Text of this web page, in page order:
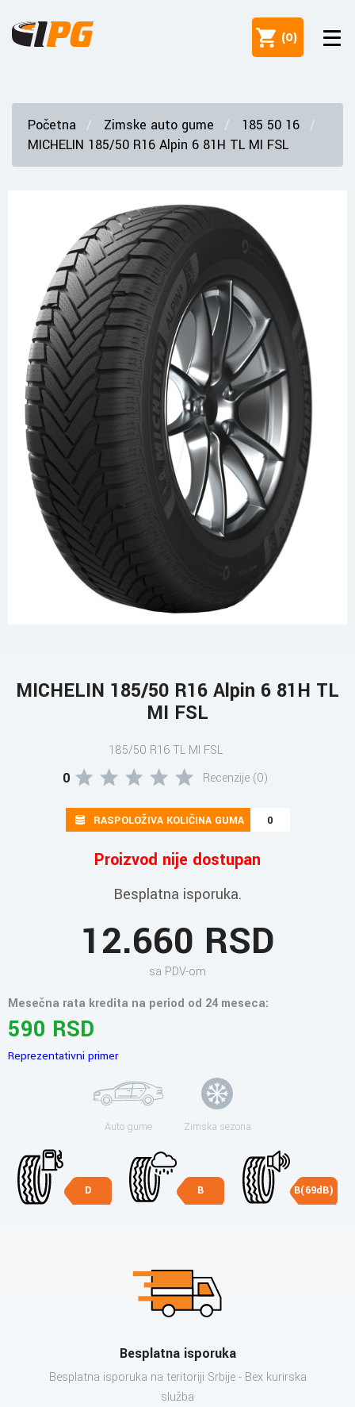
(0)
Početna Zimske auto gume
185 50 16
MICHELIN 185/50 R16 Alpin 6 81H TL MI FSL
MICHELIN 185/50 R16 Alpin 6 81H TL
MI FSL
185/50 R16 TL MI FSL
0 Recenzije (0)
RASPOLOŽIVA KOLIČINA GUMA 0
Proizvod nije dostupan
Besplatna isporuka.
12.660 RSD
sa PDV-om
Mesečna rata kredita na period od 24 meseca:
590 RSD
Reprezentativni primer
Auto gume Zimska sezona
D B B(69dB)
Besplatna isporuka
Besplatna isporuka na teritoriji Srbije - Bex kurirska
služba